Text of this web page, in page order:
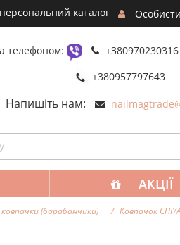
каталог
телефоном:
+380957797643
Напишіть нам:
АКЦІЇ
ковпачки (барабанчики) Ковпачок